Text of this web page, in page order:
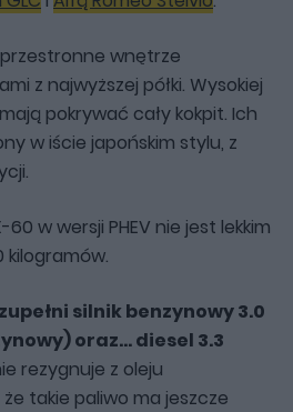
wnętrze
z najwyższej półki. Wysokiej
pokrywać cały kokpit. Ich
w iście japońskim stylu, z
w wersji PHEV nie jest lekkim
silnik benzynowy 3.0
oraz... diesel 3.3
rezygnuje z oleju
takie paliwo ma jeszcze